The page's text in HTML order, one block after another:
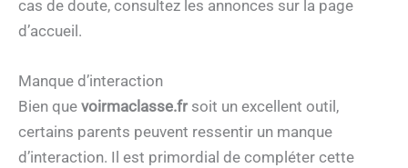
cas de doute, consultez les annonces sur la page
d’accueil.
Manque d’interaction
Bien que voirmaclasse.frsoit un excellent outil,
certains parents peuvent ressentir un manque
d’interaction. Il est primordial de compléter cette